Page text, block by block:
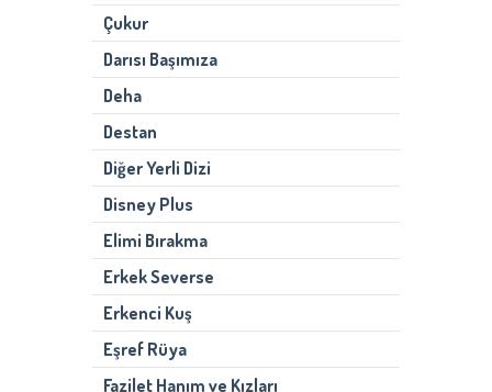
Çukur
Darısı Başımıza
Deha
Destan
Diğer Yerli Dizi
Disney Plus
Elimi Bırakma
Erkek Severse
Erkenci Kuş
Eşref Rüya
Fazilet Hanım ve Kızları